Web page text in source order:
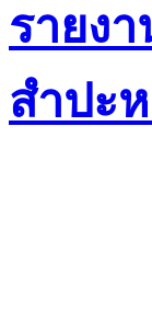
รายง
สำปะห